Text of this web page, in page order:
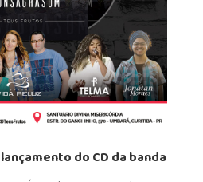
do CD da banda